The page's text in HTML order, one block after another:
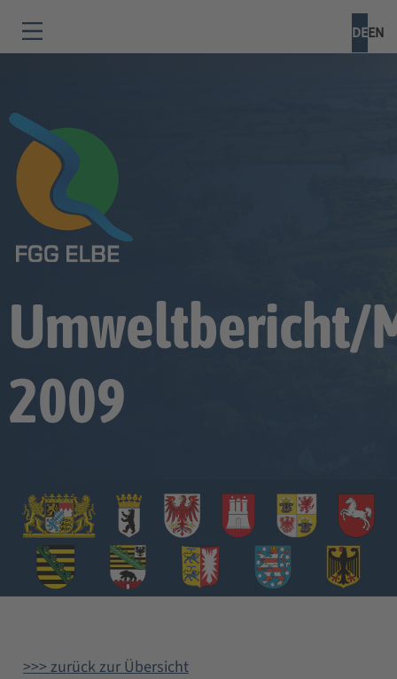
DEEN
Umweltbericht/
2009
>>> zurück zur Übersicht